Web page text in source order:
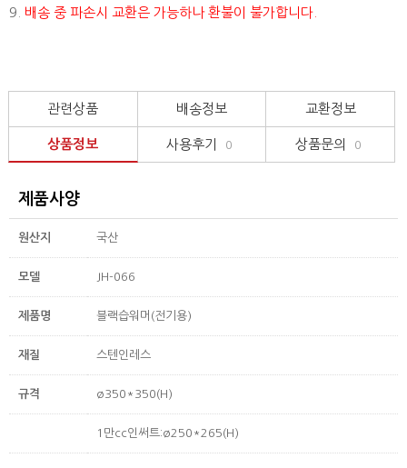
9. 배송 중 파손시 교환은 가능하나 환불이 불가합니다.
관련상품 배송정보 교환정보
상품정보 사용후기 0 상품문의 0
제품사양
원산지 국산
모델 JH-066
제품명 블랙습워머(전기용)
재질 스텐인레스
규격 ø350*350(H)
1만cc인써트:ø250*265(H)